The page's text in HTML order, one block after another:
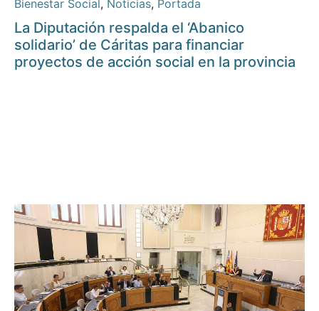
Bienestar Social, Noticias, Portada
La Diputación respalda el ‘Abanico
solidario’ de Cáritas para financiar
proyectos de acción social en la provincia